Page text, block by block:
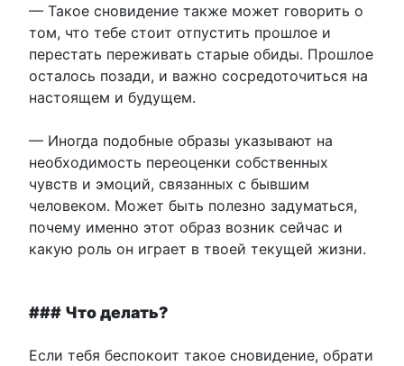
— Такое сновидение также может говорить о
том, что тебе стоит отпустить прошлое и
перестать переживать старые обиды. Прошлое
осталось позади, и важно сосредоточиться на
настоящем и будущем.
— Иногда подобные образы указывают на
необходимость переоценки собственных
чувств и эмоций, связанных с бывшим
человеком. Может быть полезно задуматься,
почему именно этот образ возник сейчас и
какую роль он играет в твоей текущей жизни.
### Что делать?
Если тебя беспокоит такое сновидение, обрати